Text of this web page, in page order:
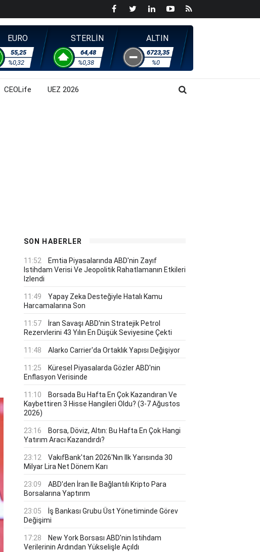
EURO
55,25
%0,32
STERLİN
64,48
%0,38
ALTIN
6723,35
%0
CEOLife UEZ 2026
SON HABERLER
11:52
Emtia Piyasalarında ABD'nin Zayıf
Istihdam Verisi Ve Jeopolitik Rahatlamanın Etkileri
Izlendi
11:49
Yapay Zeka Desteğiyle Hatalı Kamu
Harcamalarına Son
11:57
İran Savaşı ABD'nin Stratejik Petrol
Rezervlerini 43 Yılın En Düşük Seviyesine Çekti
11:48 Alarko Carrier'da Ortaklık Yapısı Değişiyor
11:25
Küresel Piyasalarda Gözler ABD'nin
Enflasyon Verisinde
11:10
Borsada Bu Hafta En Çok Kazandıran Ve
Kaybettiren 3 Hisse Hangileri Oldu? (3-7 Ağustos
2026)
23:16
Borsa, Döviz, Altın: Bu Hafta En Çok Hangi
Yatırım Aracı Kazandırdı?
23:12
VakıfBank'tan 2026'nın Ilk Yarısında 30
Milyar Lira Net Dönem Karı
23:09
ABD'den İran Ile Bağlantılı Kripto Para
Borsalarına Yaptırım
23:05
İş Bankası Grubu Üst Yönetiminde Görev
Değişimi
17:28
New York Borsası ABD'nin Istihdam
Verilerinin Ardından Yükselişle Açıldı